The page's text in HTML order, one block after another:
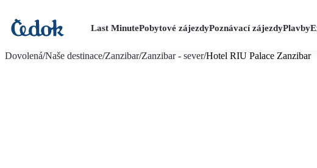
Last MinutePobytové zájezdyPoznávací zájezdyPlavby
Dovolená/Naše destinace/Zanzibar/Zanzibar - sever/Hotel RIU Palace Zanzibar